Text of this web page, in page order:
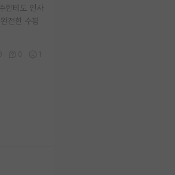
한테도 인사
전한 수평